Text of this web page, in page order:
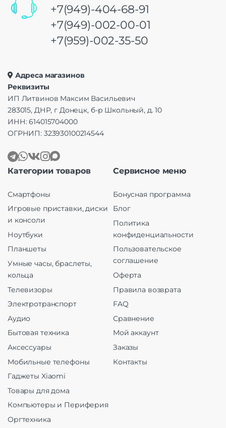
+7(949)-404-68-91
+7(949)-002-00-01
+7(959)-002-35-50
Адреса магазинов
Реквизиты
ИП Литвинов Максим Васильевич
283015, ДНР, г Донецк, б-р Школьный, д. 10
ИНН: 614015704000
ОГРНИП: 323930100214544
Категории товаров
Смартфоны
Игровые приставки, диски
и консоли
Ноутбуки
Планшеты
Умные часы, браслеты,
кольца
Телевизоры
Электротранспорт
Аудио
Бытовая техника
Аксессуары
Мобильные телефоны
Гаджеты Xiaomi
Товары для дома
Компьютеры и Периферия
Оргтехника
Сервисное меню
Бонусная программа
Блог
Политика
конфиденциальности
Пользовательское
соглашение
Оферта
Правила возврата
FAQ
Сравнение
Мой аккаунт
Заказы
Контакты